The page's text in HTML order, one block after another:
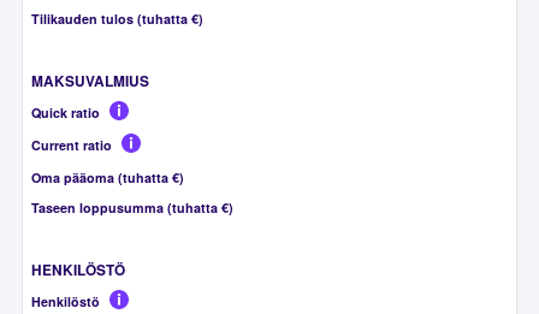
Tilikauden tulos (tuhatta €)
MAKSUVALMIUS
Quick ratio
Current ratio
Oma pääoma (tuhatta €)
Taseen loppusumma (tuhatta €)
HENKILÖSTÖ
Henkilöstö